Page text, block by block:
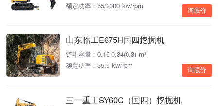
额定功率：55/2000 kw/rpm
询底价
山东临工E675H国四挖掘机
铲斗容量：0.16-0.34(0.3) m³
额定功率：35.9 kw/rpm
询底价
三一重工SY60C（国四）挖掘机